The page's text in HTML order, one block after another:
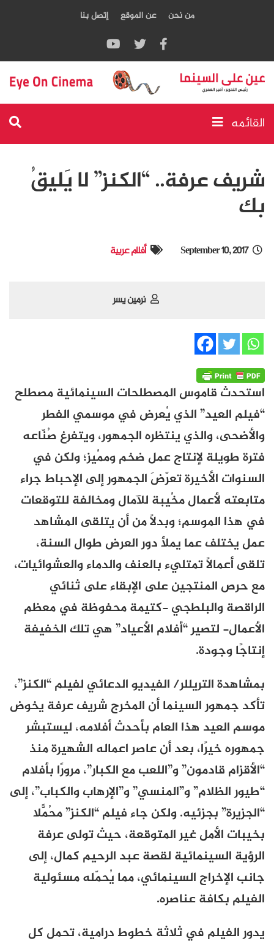
من نحن عن الموقع إتصل بنا
القائمه
شريف عرفة.. “الكنز” لا يَليقُ
بك
September 10, 2017 أفلام عربية
نرمين يسر
استحدث قاموس المصطلحات السينمائية مصطلح
“فيلم العيد” الذي يُعرض في موسمي الفطر
والأضحى، والذي ينتظره الجمهور، ويتفرغ صُنّاعه
فترة طويلة لإنتاج عمل ضخم وممُيز؛ ولكن في
السنوات الأخيرة تعرّضَ الجمهور إلى الإحباط جراء
متابعته لأعمال مخُيبة للآمال ومخالفة للتوقعات
في هذا الموسم؛ وبدلاً من أن يتلقى المشاهد
عمل يختلف عما يملأ دور العرض طوال السنة،
تلقى أعمالاً تمتليء بالعنف والدماء والعشوائيات،
مع حرص المنتجين على الإبقاء على ثنائي
الراقصة والبلطجي -كتيمة محفوظة في معظم
الأعمال- لتصير “أفلام الأعياد” هي تلك الخفيفة
إنتاجًا وجودة.
بمشاهدة التريللر/ الفيديو الدعائي لفيلم “الكنز”،
تأكد جمهور السينما أن المخرج شريف عرفة يخوض
موسم العيد هذا العام بأحدث أفلامه، ليستبشر
جمهوره خيرًا، بعد أن عاصر اعماله الشهيرة منذ
“الأقزام قادمون” و”اللعب مع الكبار”، مرورًا بأفلام
“طيور الظلام” و”المنسي” و”الإرهاب والكباب”، إلى
“الجزيرة” بجزئيه. ولكن جاء فيلم “الكنز” محُمّلاً
بخيبات الأمل غير المتوقعة، حيث تولى عرفة
الرؤية السينمائية لقصة عبد الرحيم كمال، إلى
جانب الإخراج السينمائي، مما يُحمّله مسئولية
الفيلم بكافة عناصره.
يدور الفيلم في ثلاثة خطوط درامية، تحمل كل